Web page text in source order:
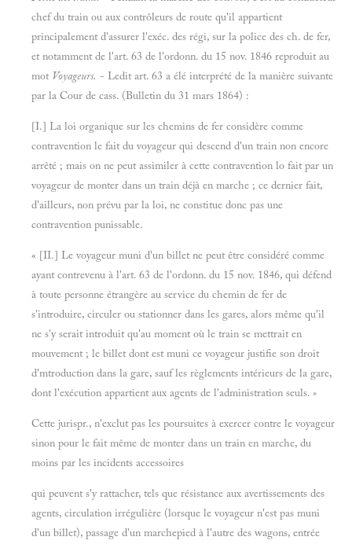
chef du train ou aux contrôleurs de route qu'il appartient
principalement d'assurer l'exéc. des régi, sur la police des ch. de fer,
et notamment de l'art. 63 de l'ordonn. du 15 nov. 1846 reproduit au
mot Voyageurs. - Ledit art. 63 a élé interprété de la manière suivante
par la Cour de cass. (Bulletin du 31 mars 1864) :
[I.] La loi organique sur les chemins de fer considère comme
contravention le fait du voyageur qui descend d'un train non encore
arrêté ; mais on ne peut assimiler à cette contravention lo fait par un
voyageur de monter dans un train déjà en marche ; ce dernier fait,
d'ailleurs, non prévu par la loi, ne constitue donc pas une
contravention punissable.
« [II.] Le voyageur muni d'un billet ne peut être considéré comme
ayant contrevenu à l'art. 63 de l'ordonn. du 15 nov. 1846, qui défend
à toute personne étrangère au service du chemin de fer de
s'introduire, circuler ou stationner dans les gares, alors même qu'il
ne s'y serait introduit qu'au moment où le train se mettrait en
mouvement ; le billet dont est muni ce voyageur justifie son droit
d'mtroduction dans la gare, sauf les règlements intérieurs de la gare,
dont l'exécution appartient aux agents de l'administration seuls. »
Cette jurispr., n'exclut pas les poursuites à exercer contre le voyageur
sinon pour le fait même de monter dans un train en marche, du
moins par les incidents accessoires
qui peuvent s'y rattacher, tels que résistance aux avertissements des
agents, circulation irrégulière (lorsque le voyageur n'est pas muni
d'un billet), passage d'un marchepied à l'autre des wagons, entrée